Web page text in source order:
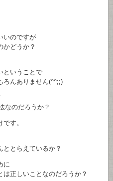
のですが
どうか？
いうことで
んありません(^^;;)
のだろうか？
す。
とらえているか？
に
正しいことなのだろうか？